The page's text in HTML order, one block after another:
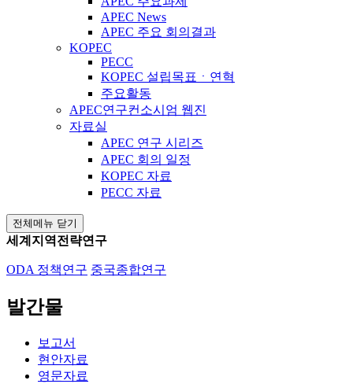
APEC News
APEC 주요 회의결과
KOPEC
PECC
KOPEC 설립목표ㆍ연혁
주요활동
APEC연구컨소시엄 웹진
자료실
APEC 연구 시리즈
APEC 회의 일정
KOPEC 자료
PECC 자료
전체메뉴 닫기
세계지역전략연구
ODA 정책연구 중국종합연구
발간물
보고서
현안자료
영문자료